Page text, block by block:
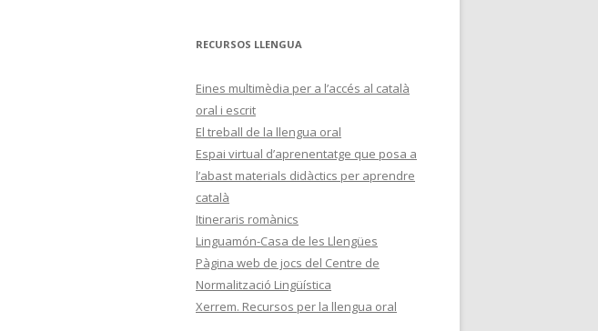
RECURSOS LLENGUA
Eines multimèdia per a l’accés al català
oral i escrit
El treball de la llengua oral
Espai virtual d’aprenentatge que posa a
l’abast materials didàctics per aprendre
català
Itineraris romànics
Linguamón-Casa de les Llengües
Pàgina web de jocs del Centre de
Normalització Lingüística
Xerrem. Recursos per la llengua oral